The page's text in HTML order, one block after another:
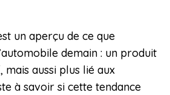
un aperçu de ce que
demain : un produit
aussi plus lié aux
à savoir si cette tendance